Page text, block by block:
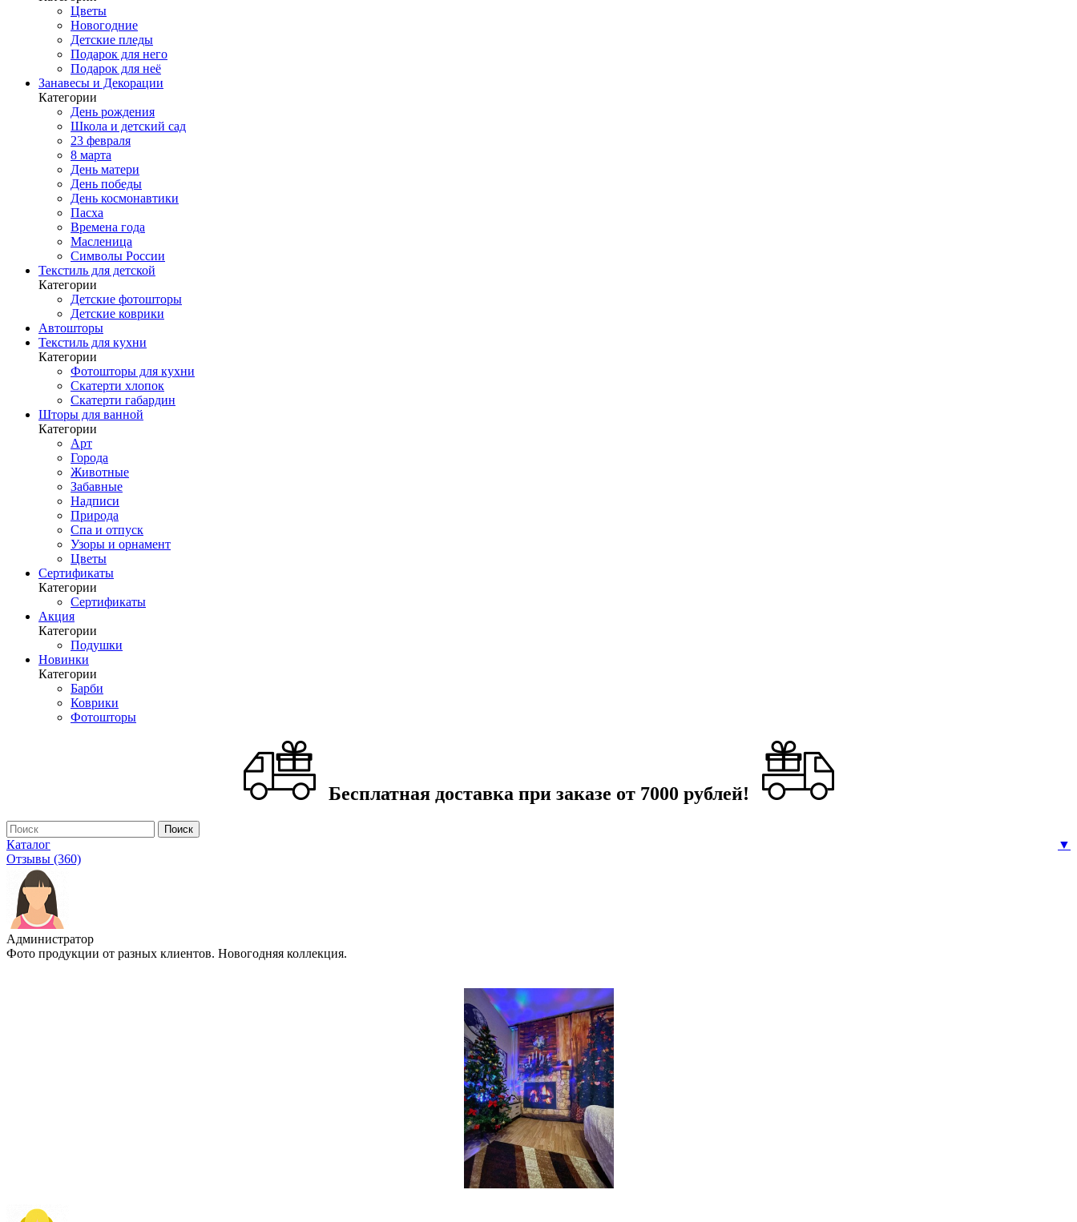
Цветы
Новогодние
Детские пледы
Подарок для него
Подарок для неё
Занавесы и Декорации
Категории
День рождения
Школа и детский сад
23 февраля
8 марта
День матери
День победы
День космонавтики
Пасха
Времена года
Масленица
Символы России
Текстиль для детской
Категории
Детские фотошторы
Детские коврики
Автошторы
Текстиль для кухни
Категории
Фотошторы для кухни
Скатерти хлопок
Скатерти габардин
Шторы для ванной
Категории
Арт
Города
Животные
Забавные
Надписи
Природа
Спа и отпуск
Узоры и орнамент
Цветы
Сертификаты
Категории
Сертификаты
Акция
Категории
Подушки
Новинки
Категории
Барби
Коврики
Фотошторы
Бесплатная доставка при заказе от 7000 рублей!
Каталог
▼
Отзывы (360)
Администратор
Фото продукции от разных клиентов. Новогодняя коллекция.